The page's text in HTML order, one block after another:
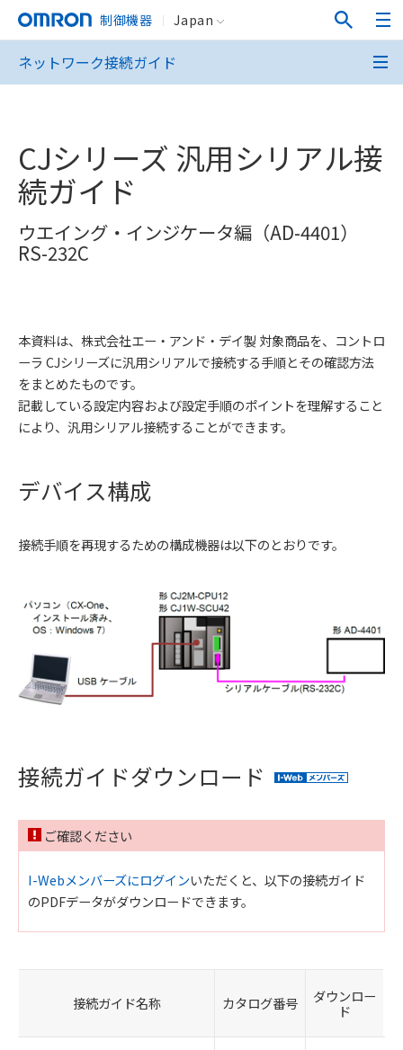
制御機器 Japan
ネットワーク接続ガイド
CJシリーズ 汎用シリアル接
続ガイド
ウエイング・インジケータ編（AD-4401）
RS-232C
本資料は、株式会社エー・アンド・デイ製 対象商品を、コントロ
ーラ CJシリーズに汎用シリアルで接続する手順とその確認方法
をまとめたものです。
記載している設定内容および設定手順のポイントを理解すること
により、汎用シリアル接続することができます。
デバイス構成
接続手順を再現するための構成機器は以下のとおりです。
接続ガイドダウンロード
ご確認ください
I-Webメンバーズにログインいただくと、以下の接続ガイド
のPDFデータがダウンロードできます。
接続ガイド名称 カタログ番号
ダウンロー
ド